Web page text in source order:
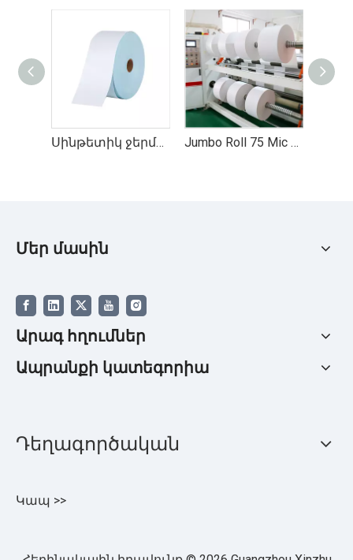
Սինթետիկ ջերմային վերնաշապիկ. Jumbo Roll 75 Mic Ջերմային սինթետիկ ինքնասոսնձվող թուղթ պիտակների տպագրության համար
Մեր մասին
Արագ հղումներ
Ապրանքի կատեգորիա
Դեղագործական
Կապ >>